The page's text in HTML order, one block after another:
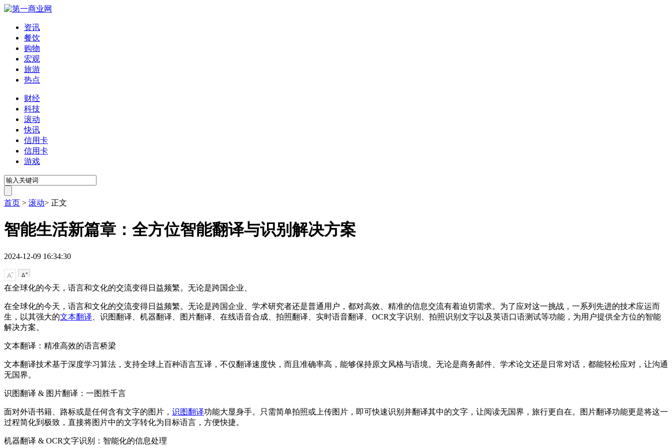
资讯
餐饮
购物
宏观
旅游
热点
财经
科技
滚动
快讯
信用卡
信用卡
游戏
首页 > 滚动> 正文
智能生活新篇章：全方位智能翻译与识别解决方案
2024-12-09 16:34:30
在全球化的今天，语言和文化的交流变得日益频繁。无论是跨国企业、
在全球化的今天，语言和文化的交流变得日益频繁。无论是跨国企业、学术研究者还是普通用户，都对高效、精准的信息交流有着迫切需求。为了应对这一挑战，一系列先进的技术应运而
生，以其强大的文本翻译 、识图翻译、机器翻译、图片翻译、在线语音合成、拍照翻译、实时语音翻译、OCR文字识别、拍照识别文字以及英语口语测试等功能，为用户提供全方位的智能
解决方案。
文本翻译：精准高效的语言桥梁
文本翻译技术基于深度学习算法，支持全球上百种语言互译，不仅翻译速度快，而且准确率高，能够保持原文风格与语境。无论是商务邮件、学术论文还是日常对话，都能轻松应对，让沟通
无国界。
识图翻译 & 图片翻译：一图胜千言
面对外语书籍、路标或是任何含有文字的图片， 识图翻译功能大显身手。只需简单拍照或上传图片，即可快速识别并翻译其中的文字，让阅读无国界，旅行更自在。图片翻译功能更是将这一
过程简化到极致，直接将图片中的文字转化为目标语言，方便快捷。
机器翻译 & OCR文字识别：智能化的信息处理